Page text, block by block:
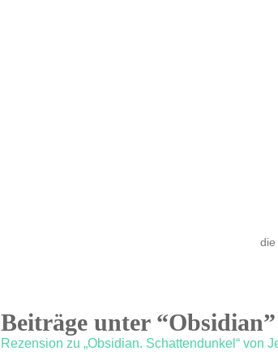
die
Beiträge unter “Obsidian”
Rezension zu „Obsidian. Schattendunkel“ von